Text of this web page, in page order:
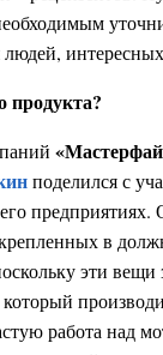
продукта?
поделился с
предприятиях.
в
эти
работа над